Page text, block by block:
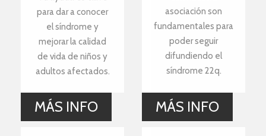
para dar a conocer
el síndrome y
mejorar la calidad
de vida de niños y
adultos afectados.
MÁS INFO
asociación son
fundamentales para
poder seguir
difundiendo el
síndrome 22q.
MÁS INFO